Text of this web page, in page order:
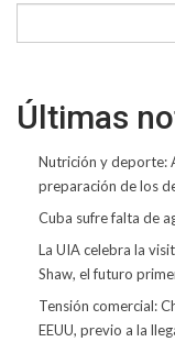
Últimas
Nutrición y deporte:
preparación de los
Cuba sufre falta de
La UIA celebra la
Shaw, el futuro
Tensión comercial:
EEUU, previo a la